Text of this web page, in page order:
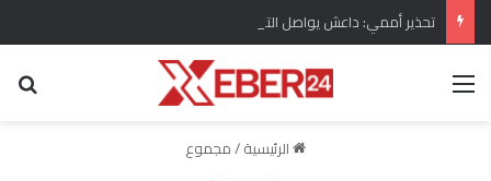
القائمة
الرئيسية/مجموع